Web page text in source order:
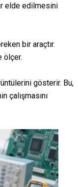
elde edilmesini
bir araçtır.
ölçer.
gösterir. Bu,
çalışmasını